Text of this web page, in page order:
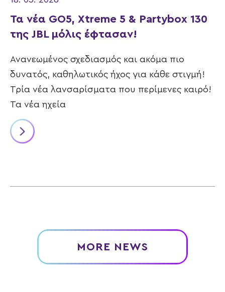
Τα νέα GO5, Xtreme 5 & Partybox 130
της JBL μόλις έφτασαν!
Ανανεωμένος σχεδιασμός και ακόμα πιο
δυνατός, καθηλωτικός ήχος για κάθε στιγμή!
Τρία νέα λανσαρίσματα που περίμενες καιρό!
Τα νέα ηχεία
MORE NEWS